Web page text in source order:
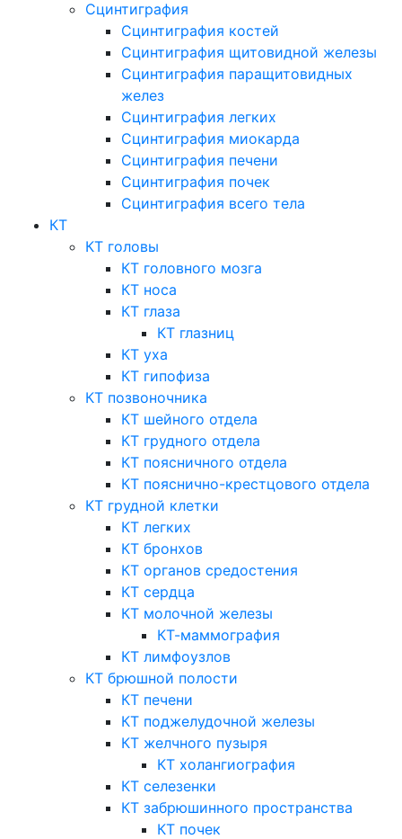
Сцинтиграфия
Сцинтиграфия костей
Сцинтиграфия щитовидной железы
Сцинтиграфия паращитовидных
желез
Сцинтиграфия легких
Сцинтиграфия миокарда
Сцинтиграфия печени
Сцинтиграфия почек
Сцинтиграфия всего тела
КТ
КТ головы
КТ головного мозга
КТ носа
КТ глаза
КТ глазниц
КТ уха
КТ гипофиза
КТ позвоночника
КТ шейного отдела
КТ грудного отдела
КТ поясничного отдела
КТ пояснично-крестцового отдела
КТ грудной клетки
КТ легких
КТ бронхов
КТ органов средостения
КТ сердца
КТ молочной железы
КТ-маммография
КТ лимфоузлов
КТ брюшной полости
КТ печени
КТ поджелудочной железы
КТ желчного пузыря
КТ холангиография
КТ селезенки
КТ забрюшинного пространства
КТ почек